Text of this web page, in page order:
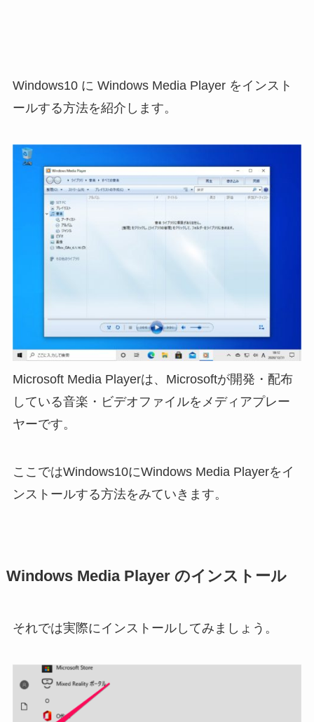
Windows10 に Windows Media Player をインスト
ールする方法を紹介します。
Microsoft Media Playerは、Microsoftが開発・配布
している音楽・ビデオファイルをメディアプレー
ヤーです。
ここではWindows10にWindows Media Playerをイ
ンストールする方法をみていきます。
Windows Media Player のインストール
それでは実際にインストールしてみましょう。